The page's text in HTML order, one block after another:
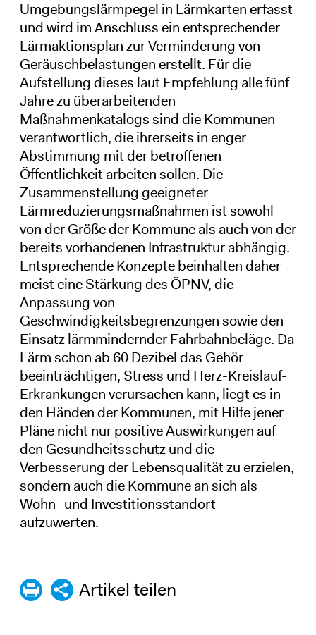
Umgebungslärmpegel in Lärmkarten erfasst
und wird im Anschluss ein entsprechender
Lärmaktionsplan zur Verminderung von
Geräuschbelastungen erstellt. Für die
Aufstellung dieses laut Empfehlung alle fünf
Jahre zu überarbeitenden
Maßnahmenkatalogs sind die Kommunen
verantwortlich, die ihrerseits in enger
Abstimmung mit der betroffenen
Öffentlichkeit arbeiten sollen. Die
Zusammenstellung geeigneter
Lärmreduzierungsmaßnahmen ist sowohl
von der Größe der Kommune als auch von der
bereits vorhandenen Infrastruktur abhängig.
Entsprechende Konzepte beinhalten daher
meist eine Stärkung des ÖPNV, die
Anpassung von
Geschwindigkeitsbegrenzungen sowie den
Einsatz lärmmindernder Fahrbahnbeläge. Da
Lärm schon ab 60 Dezibel das Gehör
beeinträchtigen, Stress und Herz-Kreislauf-
Erkrankungen verursachen kann, liegt es in
den Händen der Kommunen, mit Hilfe jener
Pläne nicht nur positive Auswirkungen auf
den Gesundheitsschutz und die
Verbesserung der Lebensqualität zu erzielen,
sondern auch die Kommune an sich als
Wohn- und Investitionsstandort
aufzuwerten.
Artikel teilen